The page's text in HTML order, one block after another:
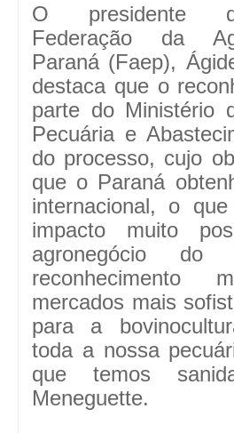
O presidente
Federação da
Paraná (Faep),
destaca que o
parte do Ministério
Pecuária e
do processo, cujo
que o Paraná
internacional, o
impacto muito
agronegócio do
reconhecimento
mercados mais
para a
toda a nossa
que temos
Meneguette.